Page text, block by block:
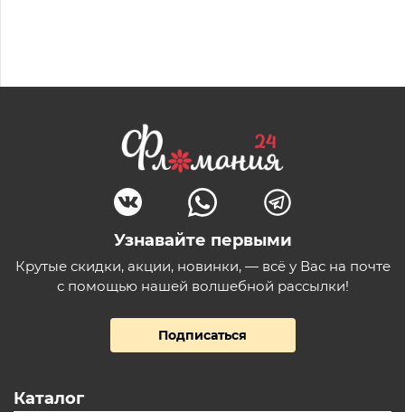
Узнавайте первыми
Крутые скидки, акции, новинки, — всё у Вас на почте
с помощью нашей волшебной рассылки!
Подписаться
Каталог